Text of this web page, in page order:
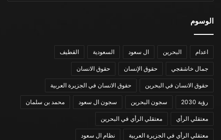
الوسوم
اعدام البحرين ال سعود السعودية القطيف
جمال خاشقجي حقوق الإنسان حقوق الانسان
حقوق الانسان في البحرين حقوق الانسان في الجزيرة العربية
رؤية 2030 سجون البحرين سجون ال سعود محمد بن سلمان
معتقلي الرأي معتقلي الرأي في البحرين
معتقلي الرأي في الجزيرة العربية نظام ال سعود